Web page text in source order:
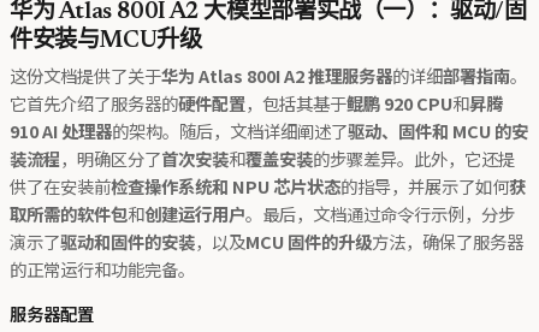
华为 Atlas 800I A2 大模型部署实战（一）：驱动/固
件安装与MCU升级
这份文档提供了关于华为 Atlas 800I A2 推理服务器的详细部署指南。
它首先介绍了服务器的硬件配置，包括其基于鲲鹏 920 CPU和昇腾
910 AI 处理器的架构。随后，文档详细阐述了驱动、固件和 MCU 的安
装流程，明确区分了首次安装和覆盖安装的步骤差异。此外，它还提
供了在安装前检查操作系统和 NPU 芯片状态的指导，并展示了如何获
取所需的软件包和创建运行用户。最后，文档通过命令行示例，分步
演示了驱动和固件的安装，以及MCU 固件的升级方法，确保了服务器
的正常运行和功能完备。
服务器配置